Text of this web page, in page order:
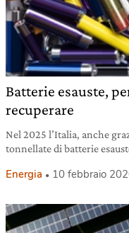
Batterie esauste,
recuperare
Nel 2025 l’Italia, anche
tonnellate di batterie
Energia 10 febbraio